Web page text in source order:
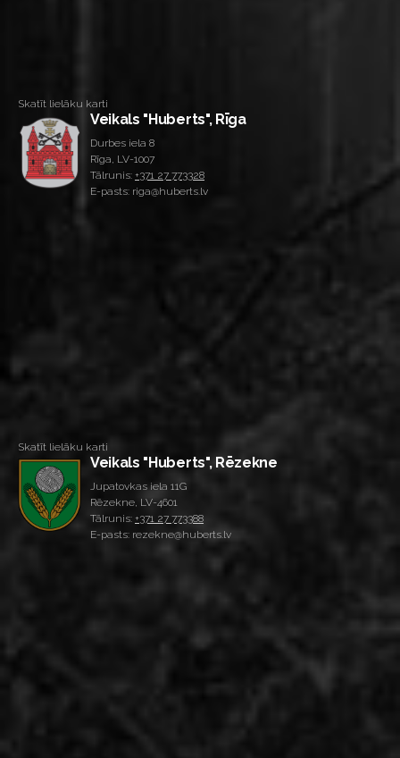
Skatīt lielāku karti
Veikals "Huberts", Rīga
Durbes iela 8
Rīga, LV-1007
Tālrunis: +371 27 773328
E-pasts: riga@huberts.lv
Skatīt lielāku karti
Veikals "Huberts", Rēzekne
Jupatovkas iela 11G
Rēzekne, LV-4601
Tālrunis: +371 27 773388
E-pasts: rezekne@huberts.lv